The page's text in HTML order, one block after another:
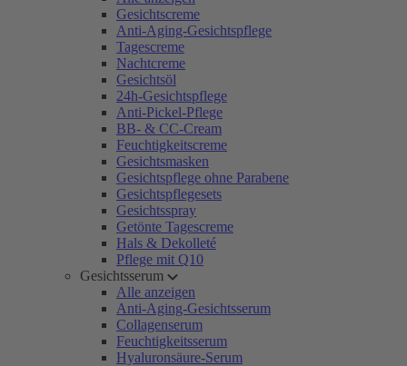
Gesichtscreme
Anti-Aging-Gesichtspflege
Tagescreme
Nachtcreme
Gesichtsöl
24h-Gesichtspflege
Anti-Pickel-Pflege
BB- & CC-Cream
Feuchtigkeitscreme
Gesichtsmasken
Gesichtspflege ohne Parabene
Gesichtspflegesets
Gesichtsspray
Getönte Tagescreme
Hals & Dekolleté
Pflege mit Q10
Gesichtsserum
Alle anzeigen
Anti-Aging-Gesichtsserum
Collagenserum
Feuchtigkeitsserum
Hyaluronsäure-Serum